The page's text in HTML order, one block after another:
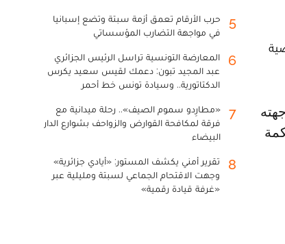
الرياضية
5
حرب الأرقام تعمق أزمة سبتة وتضع إسبانيا
في مواجهة التضارب المؤسساتي
6
المعارضة التونسية تراسل الرئيس الجزائري
عبد المجيد تبون: دعمك لقيس سعيد يكرس
الدكتاتورية.. وسيادة تونس خط أحمر
7
«مطارِدو سموم الصيف».. رحلة ميدانية مع
فرقة لمكافحة القوارض والزواحف بشوارع الدار
البيضاء
8
تقرير أمني يكشف المستور: «أيادي جزائرية»
وجهت الاقتحام الجماعي لسبتة ومليلية عبر
«غرفة قيادة رقمية»